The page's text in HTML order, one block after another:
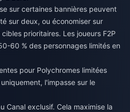
sur certaines bannières peuvent
sur deux, ou économiser sur
prioritaires. Les joueurs F2P
60 % des personnages limités en
pour Polychromes limitées
l'impasse sur le
Canal exclusif. Cela maximise la